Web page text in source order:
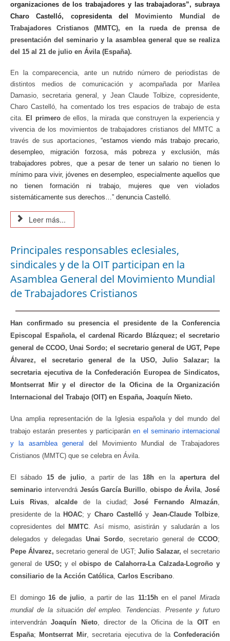
organizaciones de los trabajadores y las trabajadoras”, subraya
Charo Castelló, copresidenta del
Movimiento Mundial de
Trabajadores Cristianos (MMTC), en la rueda de prensa de
presentación del seminario y la asamblea general que se realiza
del 15 al 21 de julio en Ávila (España).
En la comparecencia, ante un nutrido número de periodistas de
distintos medios de comunicación y acompañada por Marilea
Damasio, secretaria general, y Jean Claude Tolbize, copresidente,
Charo Castelló, ha comentado los tres espacios de trabajo de esta
cita. El primerode ellos, la mirada que construyen la experiencia y
vivencia de los movimientos de trabajadores cristianos del MMTC a
través de sus aportaciones, “estamos viendo más trabajo precario,
desempleo, migración forzosa, más pobreza y exclusión, más
trabajadores pobres, que a pesar de tener un salario no tienen lo
mínimo para vivir, jóvenes en desempleo, especialmente aquellos que
no tienen formación ni trabajo, mujeres que ven violados
sistemáticamente sus derechos…” denuncia Castelló.
Leer más...
Principales responsables eclesiales,
sindicales y de la OIT participan en la
Asamblea General del Movimiento Mundial
de Trabajadores Cristianos
Han confirmado su presencia el presidente de la Conferencia
Episcopal Española, el cardenal Ricardo Blázquez; el secretario
general de CCOO, Unai Sordo; el secretario general de UGT, Pepe
Álvarez, el secretario general de la USO, Julio Salazar; la
secretaria ejecutiva de la Confederación Europea de Sindicatos,
Montserrat Mir y el director de la Oficina de la Organización
Internacional del Trabajo (OIT) en España, Joaquín Nieto.
Una amplia representación de la Iglesia española y del mundo del
trabajo estarán presentes y participaránen el seminario internacional
y la asamblea general
del Movimiento Mundial de Trabajadores
Cristianos (MMTC) que se celebra en Ávila.
El sábado 15 de julio, a partir de las18h en la apertura del
seminario intervendrá Jesús García Burillo, obispo de Ávila, José
Luis Rivas, alcaldede la ciudad;José Fernando Almazán,
presidente de la HOAC; y Charo Castelló y Jean-Claude Tolbize,
copresidentes del
MMTC. Así mismo, asistirán y saludarán a los
delegados y delegadas Unai Sordo, secretario general de CCOO;
Pepe Álvarez,secretario general de UGT; Julio Salazar, el secretario
general de USO; y elobispo de Calahorra-La Calzada-Logroño y
consiliario de la Acción Católica, Carlos Escribano.
El domingo16 de julio, a partir de las 11:15hen el panelMirada
mundial de la situación del empleo. Tendencias. Presente y futuro
intervendránJoaquín Nieto, director de la Oficina de la OITen
España; Montserrat Mir, secretaria ejecutiva de laConfederación